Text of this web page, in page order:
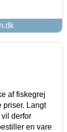
af fiskegrej
priser. Langt
derfor
en vare